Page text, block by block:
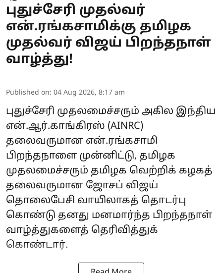
புதுச்சேரி முதல்வர்
என்.ரங்கசாமிக்கு தமிழக
முதல்வர் விஜய் பிறந்தநாள்
வாழ்த்து!
Published on: 04 Aug 2026, 8:17 am
புதுச்சேரி முதலமைச்சரும் அகில இந்திய
என்.ஆர்.காங்கிரஸ் (AINRC)
தலைவருமான என்.ரங்கசாமி
பிறந்தநாளை முன்னிட்டு, தமிழக
முதலமைச்சரும் தமிழக வெற்றிக் கழகத்
தலைவருமான ஜோசப் விஜய்
தொலைபேசி வாயிலாகத் தொடர்பு
கொண்டு தனது மனமார்ந்த பிறந்தநாள்
வாழ்த்துகளைத் தெரிவித்துக்
கொண்டார்.